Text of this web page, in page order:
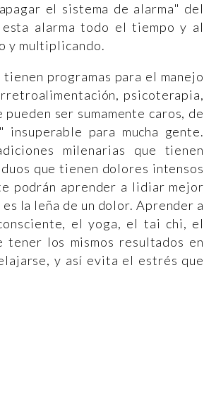
el sistema de alarma" del
alarma todo el tiempo y al
y multiplicando.
programas para el manejo
psicoterapia,
ser sumamente caros, de
para mucha gente.
milenarias que tienen
que tienen dolores intensos
podrán aprender a lidiar mejor
la leña de un dolor. Aprender a
el yoga, el tai chi, el
tener los mismos resultados en
y así evita el estrés que